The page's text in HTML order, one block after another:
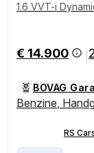
1.6 VVT-i
€ 14.900
BOVAG
Benzine,
RS